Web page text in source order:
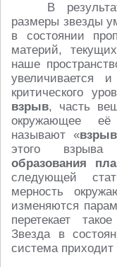
В
размеры звезды
в состоянии
материй,
наше
увеличивается
критического
взрыв, часть
окружающее её
называют «
этого
образования
следующей
мерность
изменяются
перетекает
Звезда в
система приходит